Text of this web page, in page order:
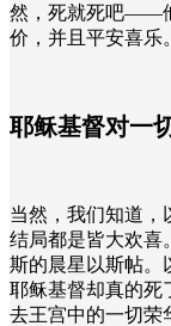
然，死就死吧——
价，并且平安喜乐。
耶稣基督对一
当然，我们知道，
结局都是皆大欢喜
斯的晨星以斯帖。
耶稣基督却真的死
去王宫中的一切荣